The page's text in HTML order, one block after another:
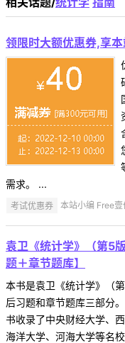
领限时大额优惠券,享
需求。 ...
考试优惠券 本站小编 Free
袁卫《统计学》（第5
题＋章节题库】
本书是袁卫《统计学》（
后习题和章节题库三部分
书收录了中央财经大学、
海洋大学、河海大学等名